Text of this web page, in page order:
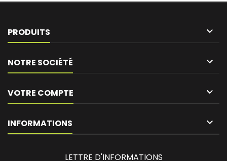
PRODUITS 
NOTRE SOCIÉTÉ 
VOTRE COMPTE 
INFORMATIONS keyboard_arrow_down
LETTRE D'INFORMATIONS